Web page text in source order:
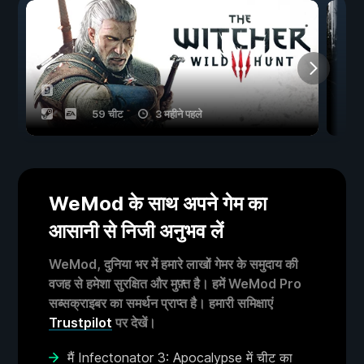
59 चीट 3 महीने पहले
WeMod के साथ अपने गेम का
आसानी से निजी अनुभव लें
WeMod, दुनिया भर में हमारे लाखों गेमर के समुदाय की
वजह से हमेशा सुरक्षित और मुफ़्त है। हमें WeMod Pro
सब्सक्राइबर का समर्थन प्राप्त है। हमारी समिक्षाएं
Trustpilot पर देखें।
मैं Infectonator 3: Apocalypse में चीट का